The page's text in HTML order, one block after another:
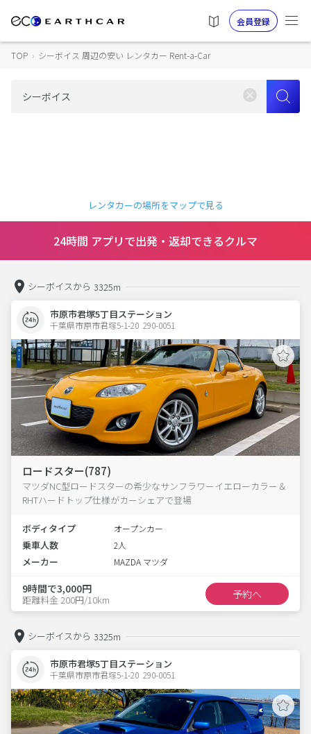
会員登録
TOP › シーボイス 周辺の安い レンタカー Rent-a-Car
レンタカーの場所をマップで見る
24時間 アプリで出発・返却できるクルマ
シーボイスから 3325m
市原市君塚5丁目ステーション
千葉県市原市君塚5-1-20  290-0051
ロードスター(787)
マツダNC型ロードスターの希少なサンフラワーイエローカラー＆
RHTハードトップ仕様がカーシェアで登場
ボディタイプ オープンカー
乗車人数 2人
メーカー MAZDA マツダ
9時間で3,000円
距離料金 200円/10km 予約へ
シーボイスから 3325m
市原市君塚5丁目ステーション
千葉県市原市君塚5-1-20  290-0051